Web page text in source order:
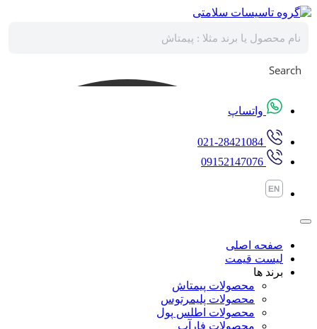
پرش
محتوا
Search
واتساپ
021-28421084
09152147076
صفحه اصلی
لیست قیمت
برند ها
محصولات پیمتاش
محصولات پلیمرتوس
محصولات اطلس پول
محصولات فارآب